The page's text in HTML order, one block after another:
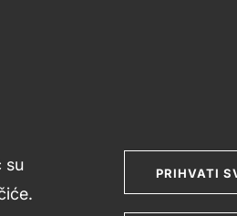
su
PRIHVATI